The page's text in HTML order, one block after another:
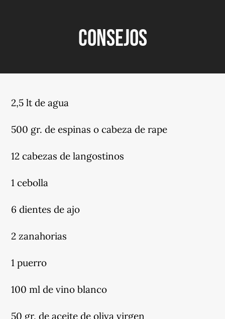
CONSEJOS
2,5 lt de agua
500 gr. de espinas o cabeza de rape
12 cabezas de langostinos
1 cebolla
6 dientes de ajo
2 zanahorias
1 puerro
100 ml de vino blanco
50 gr. de aceite de oliva virgen